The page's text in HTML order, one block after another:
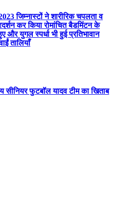
जिम्नास्टों ने शारीरिक चपलता व
कर किया रोमांचित बैडमिंटन के
और युगल स्पर्धा भी हुई प्रतिभावान
तालियाँ
सीनियर फुटबॉल यादव टीम का खिताब